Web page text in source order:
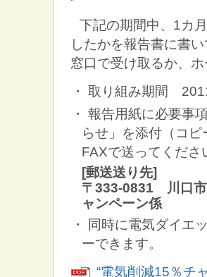
下記の期間中、1カ
したかを報告書に書
窓口で受け取るか、
・ 取り組み期間
・ 報告用紙に必要事
らせ」を添付（コ
FAXで送ってくださ
[郵送送り先]
〒333-0831 川口
ャンペーン係
・ 同時に電気ダイエ
ーできます。
“電気削減15％チ